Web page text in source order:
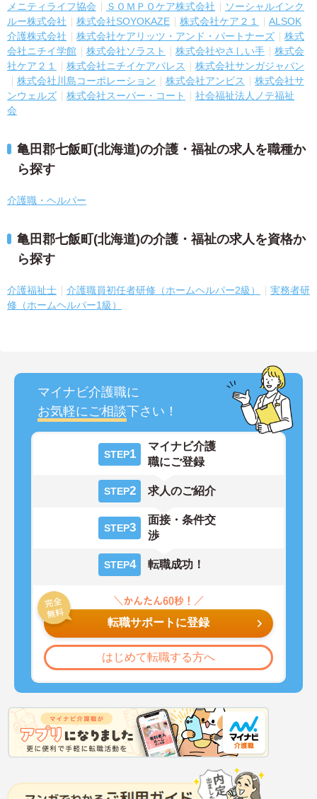
メニティライフ協会
ＳＯＭＰＯケア株式会社
ソーシャルインク
ルー株式会社
株式会社SOYOKAZE 株式会社ケア２１
ALSOK
介護株式会社
株式会社ケアリッツ・アンド・パートナーズ
株式
会社ニチイ学館
株式会社ソラスト 株式会社やさしい手
株式会
社ケア２１
株式会社ニチイケアパレス
株式会社サンガジャパン
株式会社川島コーポレーション
株式会社アンビス
株式会社サ
ンウェルズ
株式会社スーパー・コート
社会福祉法人ノテ福祉
会
亀田郡七飯町(北海道)の介護・福祉の求人を職種か
ら探す
介護職・ヘルパー
亀田郡七飯町(北海道)の介護・福祉の求人を資格か
ら探す
介護福祉士 介護職員初任者研修（ホームヘルパー2級）
実務者研
修（ホームヘルパー1級）
マイナビ介護職に
お気軽にご相談下さい！
STEP1
マイナビ介護
職にご登録
STEP2 求人のご紹介
STEP3
面接・条件交
渉
STEP4 転職成功！
転職サポートに登録
はじめて転職する方へ